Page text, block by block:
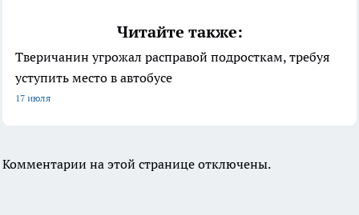
Читайте также:
Тверичанин угрожал расправой подросткам, требуя
уступить место в автобусе
17 июля
Комментарии на этой странице отключены.